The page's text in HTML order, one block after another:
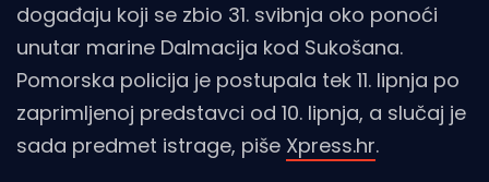
događaju koji se zbio 31. svibnja oko ponoći
unutar marine Dalmacija kod Sukošana.
Pomorska policija je postupala tek 11. lipnja po
zaprimljenoj predstavci od 10. lipnja, a slučaj je
sada predmet istrage, piše Xpress.hr.